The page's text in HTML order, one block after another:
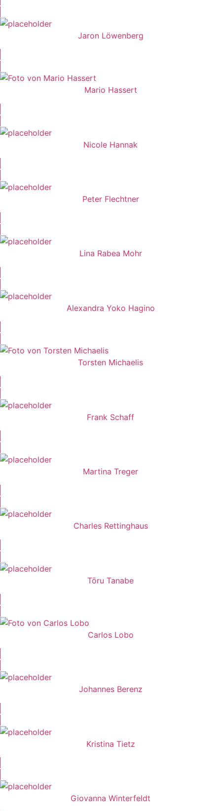
Jaron Löwenberg
Mario Hassert
Nicole Hannak
Peter Flechtner
Lina Rabea Mohr
Alexandra Yoko Hagino
Torsten Michaelis
Frank Schaff
Martina Treger
Charles Rettinghaus
Tōru Tanabe
Carlos Lobo
Johannes Berenz
Kristina Tietz
Giovanna Winterfeldt